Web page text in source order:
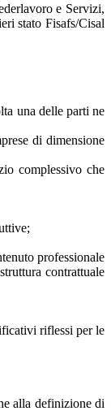
e Servizi,
stato Fisafs/Cisal
una delle parti ne
di dimensione
complessivo che
professionale
contrattuale
riflessi per le
alla definizione di